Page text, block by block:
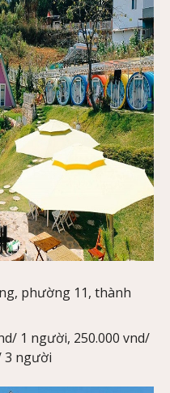
phường 11, thành
1 người, 250.000 vnd/
3 người